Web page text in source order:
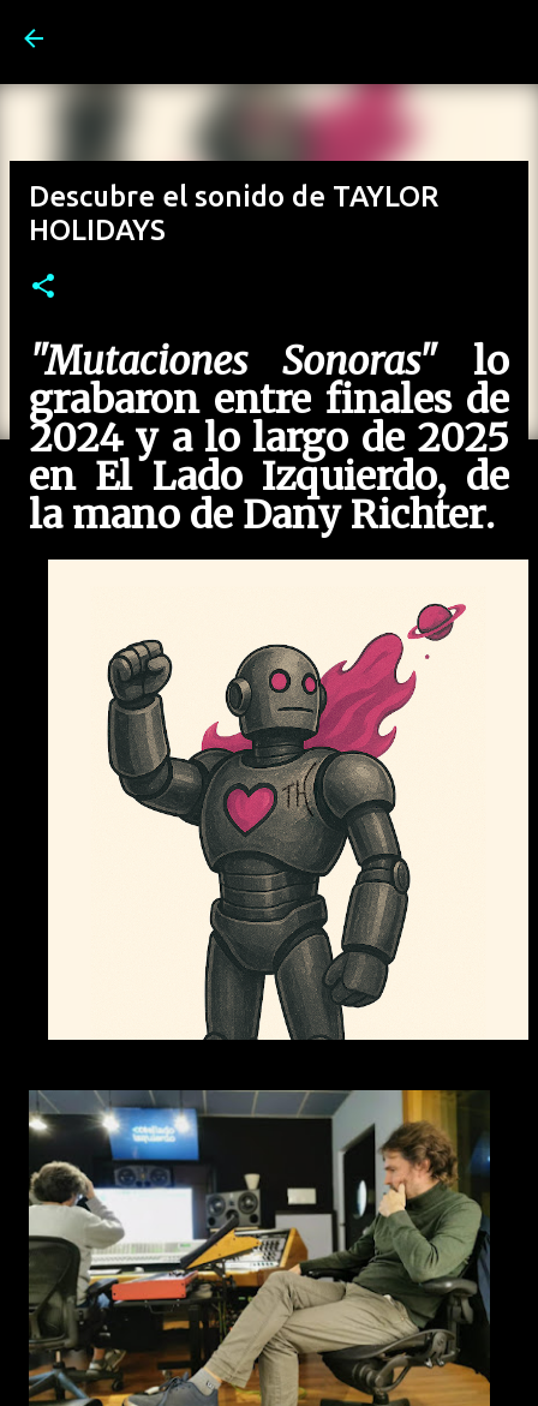
Descubre el sonido de TAYLOR
HOLIDAYS
"Mutaciones Sonoras"lo
grabaron entre finales de
2024 y a lo largo de 2025
en El Lado Izquierdo, de
la mano de Dany Richter.